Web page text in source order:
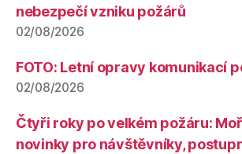
nebezpečí vzniku požárů
02/08/2026
FOTO: Letní opravy komunikací
02/08/2026
Čtyři roky po velkém požáru:
novinky pro návštěvníky,